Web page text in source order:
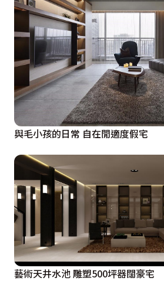
與毛小孩的日常 自在閒適度假宅
藝術天井水池 雕塑500坪器闊豪宅